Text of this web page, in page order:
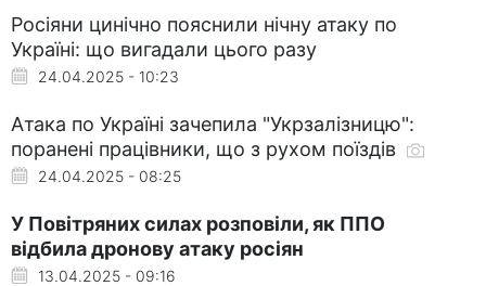
Росіяни цинічно пояснили нічну атаку по
Україні: що вигадали цього разу
24.04.2025 - 10:23
Атака по Україні зачепила "Укрзалізницю":
поранені працівники, що з рухом поїздів
24.04.2025 - 08:25
У Повітряних силах розповіли, як ППО
відбила дронову атаку росіян
13.04.2025 - 09:16